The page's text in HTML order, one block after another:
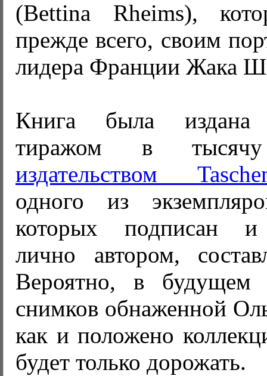
(Bettina Rheims),
прежде всего, своим
лидера Франции Жака
Книга была издана
тиражом в тысячу
издательством
одного из
которых подписан и
лично автором,
Вероятно, в будущем
снимков обнаженной
как и положено
будет только дорожать.